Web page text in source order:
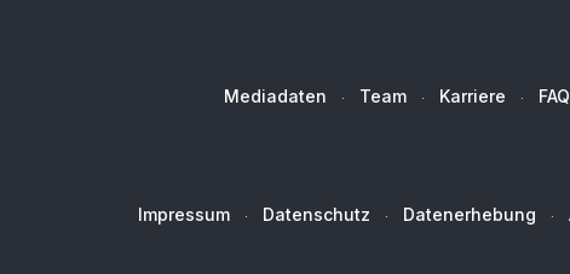
Mediadaten Team Karriere FAQ
Impressum Datenschutz Datenerhebung